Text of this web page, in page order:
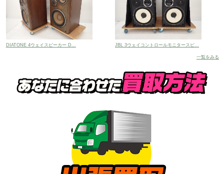
DIATONE 4ウェイスピーカー D... JBL 3ウェイコントロールモニタースピ...
一覧をみる